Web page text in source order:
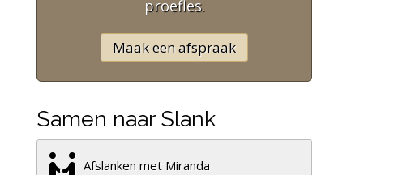
proefles.
Maak een afspraak
Samen naar Slank
Afslanken met Miranda